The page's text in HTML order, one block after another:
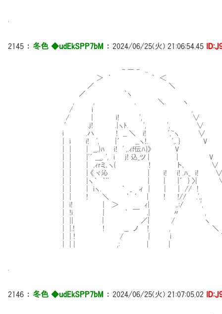
2145 ： 冬色 ◆udEkSPP7bM ： 2024/06/25(火) 21:06:54.45
- ― - .,
＞ ´ ｀ ＜
／ ＼
／ ｀ヽ
, , , ＼. ヽ
/ i ,
/ | i! ', ∨
′ .j! .|ヽﾄ. ', ', ∨
i .ハ ! __ ＼ i! ',~ヽ ∨
| i i! ', |´ __ヽ!. ',. } V 地を埋め尽
| | | __.}ﾊ i! ' ,.ｨf伝ﾊ}》 V
| | |'´ ＿. ', i j! 込_ツ | | V これだけ揃
| | | ,ｨrミ､ヽ{ ! ト､ ∨
| | | 《 ヾ沁 | i! i! .ﾊ_ i! ∨
| | |ヽ｀ ｀¨ | | |´ } 〉|
| | | iヽ. ｀ _ ィ | | | // !
| | ! ＼ ｀ ´ | ! !// .',.
| i! | ＞ ｨ| ,.:/ ',
| !i | ｀ ￣ .| 〃 ,
| || | ／| / ヽ
| |.! ! __ ノ ! , ＼
| | ! / | i
| | | ,: | |
2146 ： 冬色 ◆udEkSPP7bM ： 2024/06/25(火) 21:07:05.02